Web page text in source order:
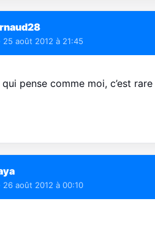
25 août 2012 à 21:45
qui pense comme moi, c’est
26 août 2012 à 00:10